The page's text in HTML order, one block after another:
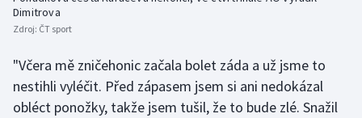
Plážový volejbal
Rychlobruslení
Dimitrova
Zdroj: ČT sport
"Včera mě zničehonic začala bolet záda a už jsme to
nestihli vyléčit. Před zápasem jsem si ani nedokázal
obléct ponožky, takže jsem tušil, že to bude zlé. Snažil